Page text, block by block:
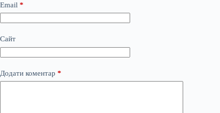
Email *
Сайт
Додати коментар *